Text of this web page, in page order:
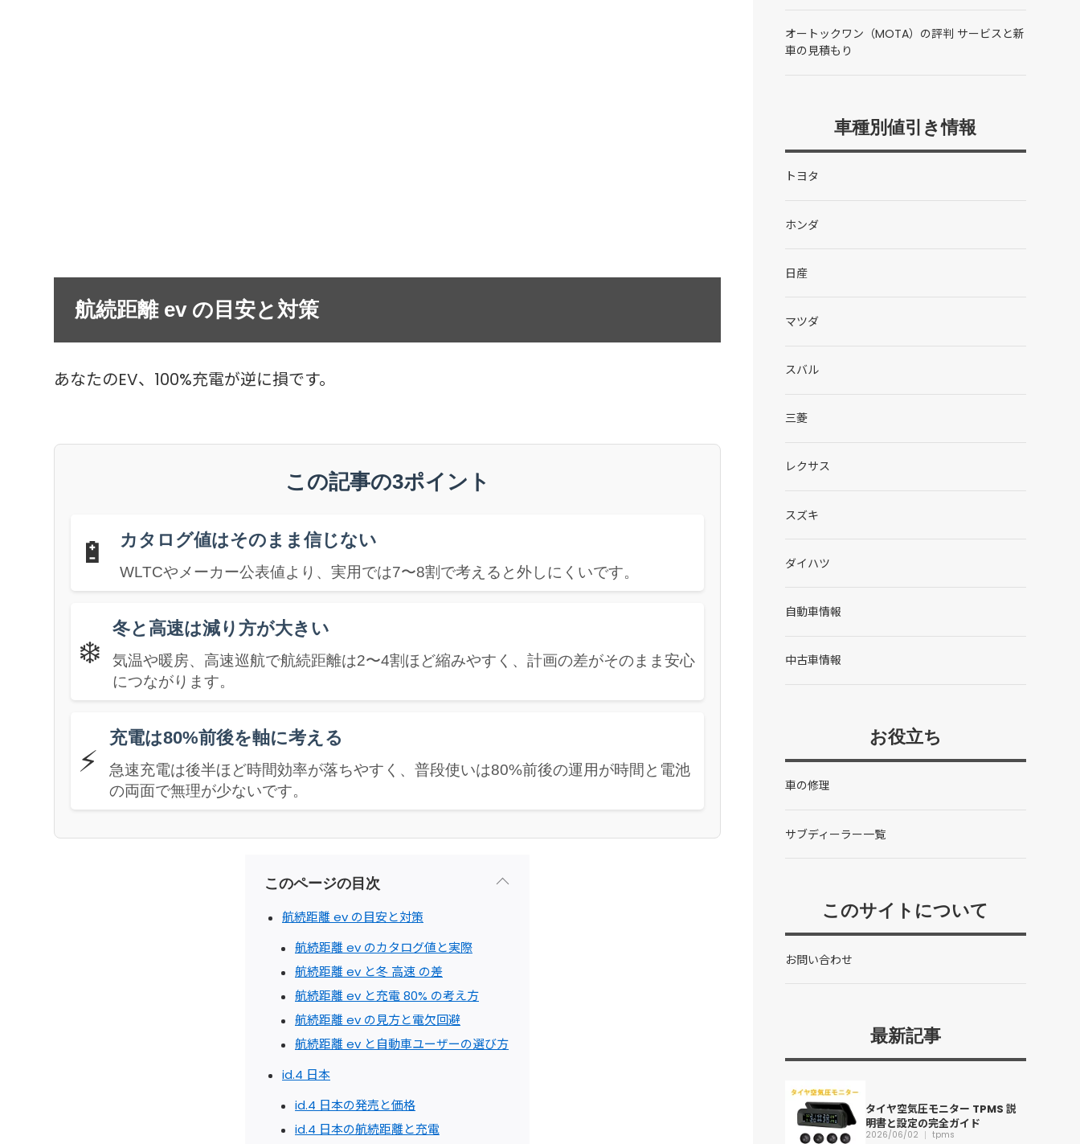
航続距離 ev の目安と対策
あなたのEV、100%充電が逆に損です。
この記事の3ポイント
🔋 カタログ値はそのまま信じない
WLTCやメーカー公表値より、実用では7〜8割で考えると外しにくいです。
❄️
冬と高速は減り方が大きい
気温や暖房、高速巡航で航続距離は2〜4割ほど縮みやすく、計画の差がそのまま安心
につながります。
⚡
充電は80%前後を軸に考える
急速充電は後半ほど時間効率が落ちやすく、普段使いは80%前後の運用が時間と電池
の両面で無理が少ないです。
このページの目次
航続距離 ev の目安と対策
航続距離 ev のカタログ値と実際
航続距離 ev と冬 高速 の差
航続距離 ev と充電 80% の考え方
航続距離 ev の見方と電欠回避
航続距離 ev と自動車ユーザーの選び方
id.4 日本
id.4 日本の発売と価格
id.4 日本の航続距離と充電
オートックワン（MOTA）の評判 サービスと新
車の見積もり
車種別値引き情報
トヨタ
ホンダ
日産
マツダ
スバル
三菱
レクサス
スズキ
ダイハツ
自動車情報
中古車情報
お役立ち
車の修理
サブディーラー一覧
このサイトについて
お問い合わせ
最新記事
タイヤ空気圧モニター TPMS 説
明書と設定の完全ガイド
2026/06/02 tpms